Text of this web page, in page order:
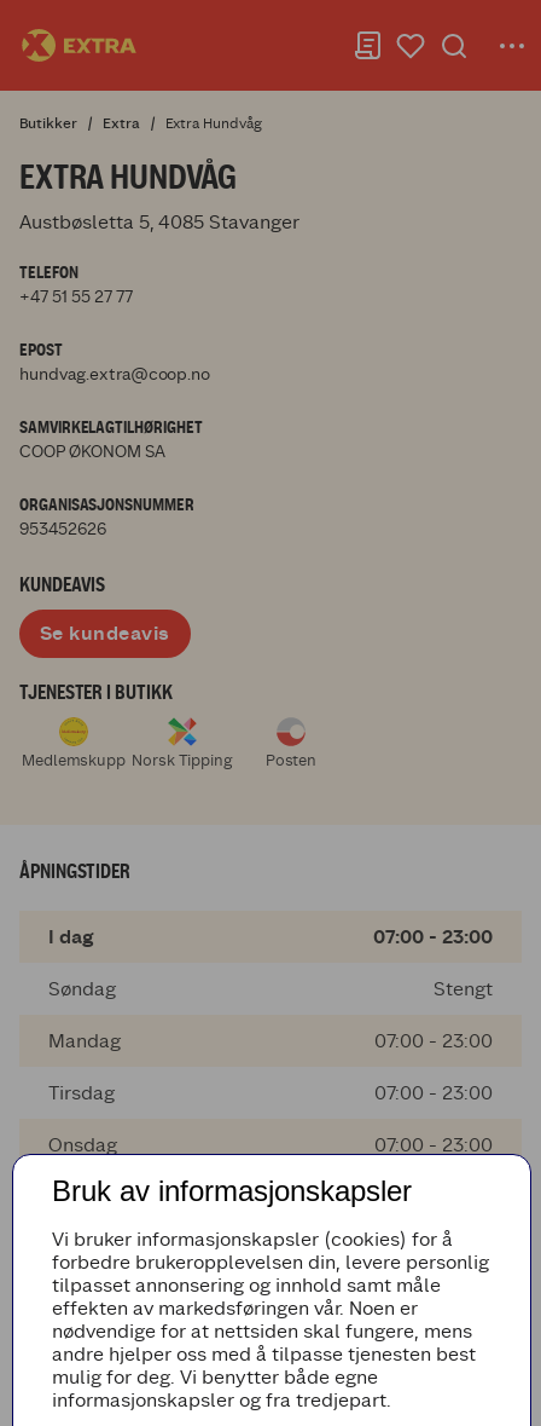
Butikker Extra Extra Hundvåg
EXTRA HUNDVÅG
Austbøsletta 5, 4085 Stavanger
TELEFON
+47 51 55 27 77
EPOST
hundvag.extra@coop.no
SAMVIRKELAGTILHØRIGHET
COOP ØKONOM SA
ORGANISASJONSNUMMER
953452626
KUNDEAVIS
Se kundeavis
TJENESTER I BUTIKK
Medlemskupp Norsk Tipping Posten
ÅPNINGSTIDER
I dag 07:00 - 23:00
Søndag Stengt
Mandag 07:00 - 23:00
Tirsdag 07:00 - 23:00
Onsdag 07:00 - 23:00
Torsdag 07:00 - 23:00
Fredag 07:00 - 23:00
Lørdag 07:00 - 23:00
AVVIKENDE ÅPNINGSTIDER
Bruk av informasjonskapsler
Vi bruker informasjonskapsler (cookies) for å
forbedre brukeropplevelsen din, levere personlig
tilpasset annonsering og innhold samt måle
effekten av markedsføringen vår. Noen er
nødvendige for at nettsiden skal fungere, mens
andre hjelper oss med å tilpasse tjenesten best
mulig for deg. Vi benytter både egne
informasjonskapsler og fra tredjepart.